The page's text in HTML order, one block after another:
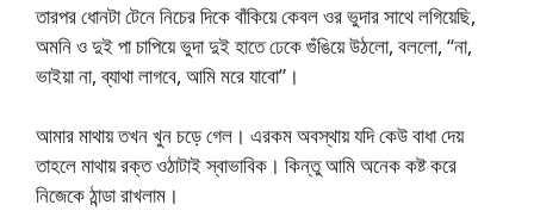
তারপর ধোনটা টেনে নিচের দিকে বাঁকিয়ে কেবল ওর ভুদার সাথে লগিয়েছি,
অমনি ও দুই পা চাপিয়ে ভুদা দুই হাতে ঢেকে গুঁঙিয়ে উঠলো, বললো, “না,
ভাইয়া না, ব্যাথা লাগবে, আমি মরে যাবো”।
আমার মাথায় তখন খুন চড়ে গেল। এরকম অবস্থায় যদি কেউ বাধা দেয়
তাহলে মাথায় রক্ত ওঠাটাই স্বাভাবিক। কিন্তু আমি অনেক কষ্ট করে
নিজেকে ঠান্ডা রাখলাম।